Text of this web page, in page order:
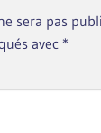
sera pas
avec *